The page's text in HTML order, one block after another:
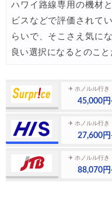
ハワイ路線専用の機材
ビスなどで評価されて
らいで、そこさえ気に
良い選択になるとのこと
✈ ホノルル行き
45,000円
✈ ホノルル行き
27,600円
✈ ホノルル行き
88,070円